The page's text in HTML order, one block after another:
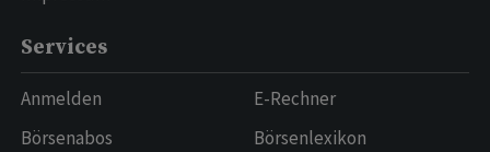
Services
Anmelden
Börsenabos
E-Rechner
Börsenlexikon